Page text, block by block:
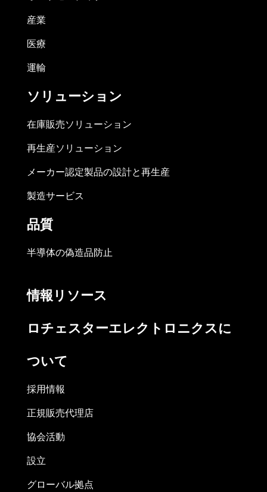
産業
医療
運輸
ソリューション
在庫販売ソリューション
再生産ソリューション
メーカー認定製品の設計と再生産
製造サービス
品質
半導体の偽造品防止
情報リソース
ロチェスターエレクトロニクスに
ついて
採用情報
正規販売代理店
協会活動
設立
グローバル拠点